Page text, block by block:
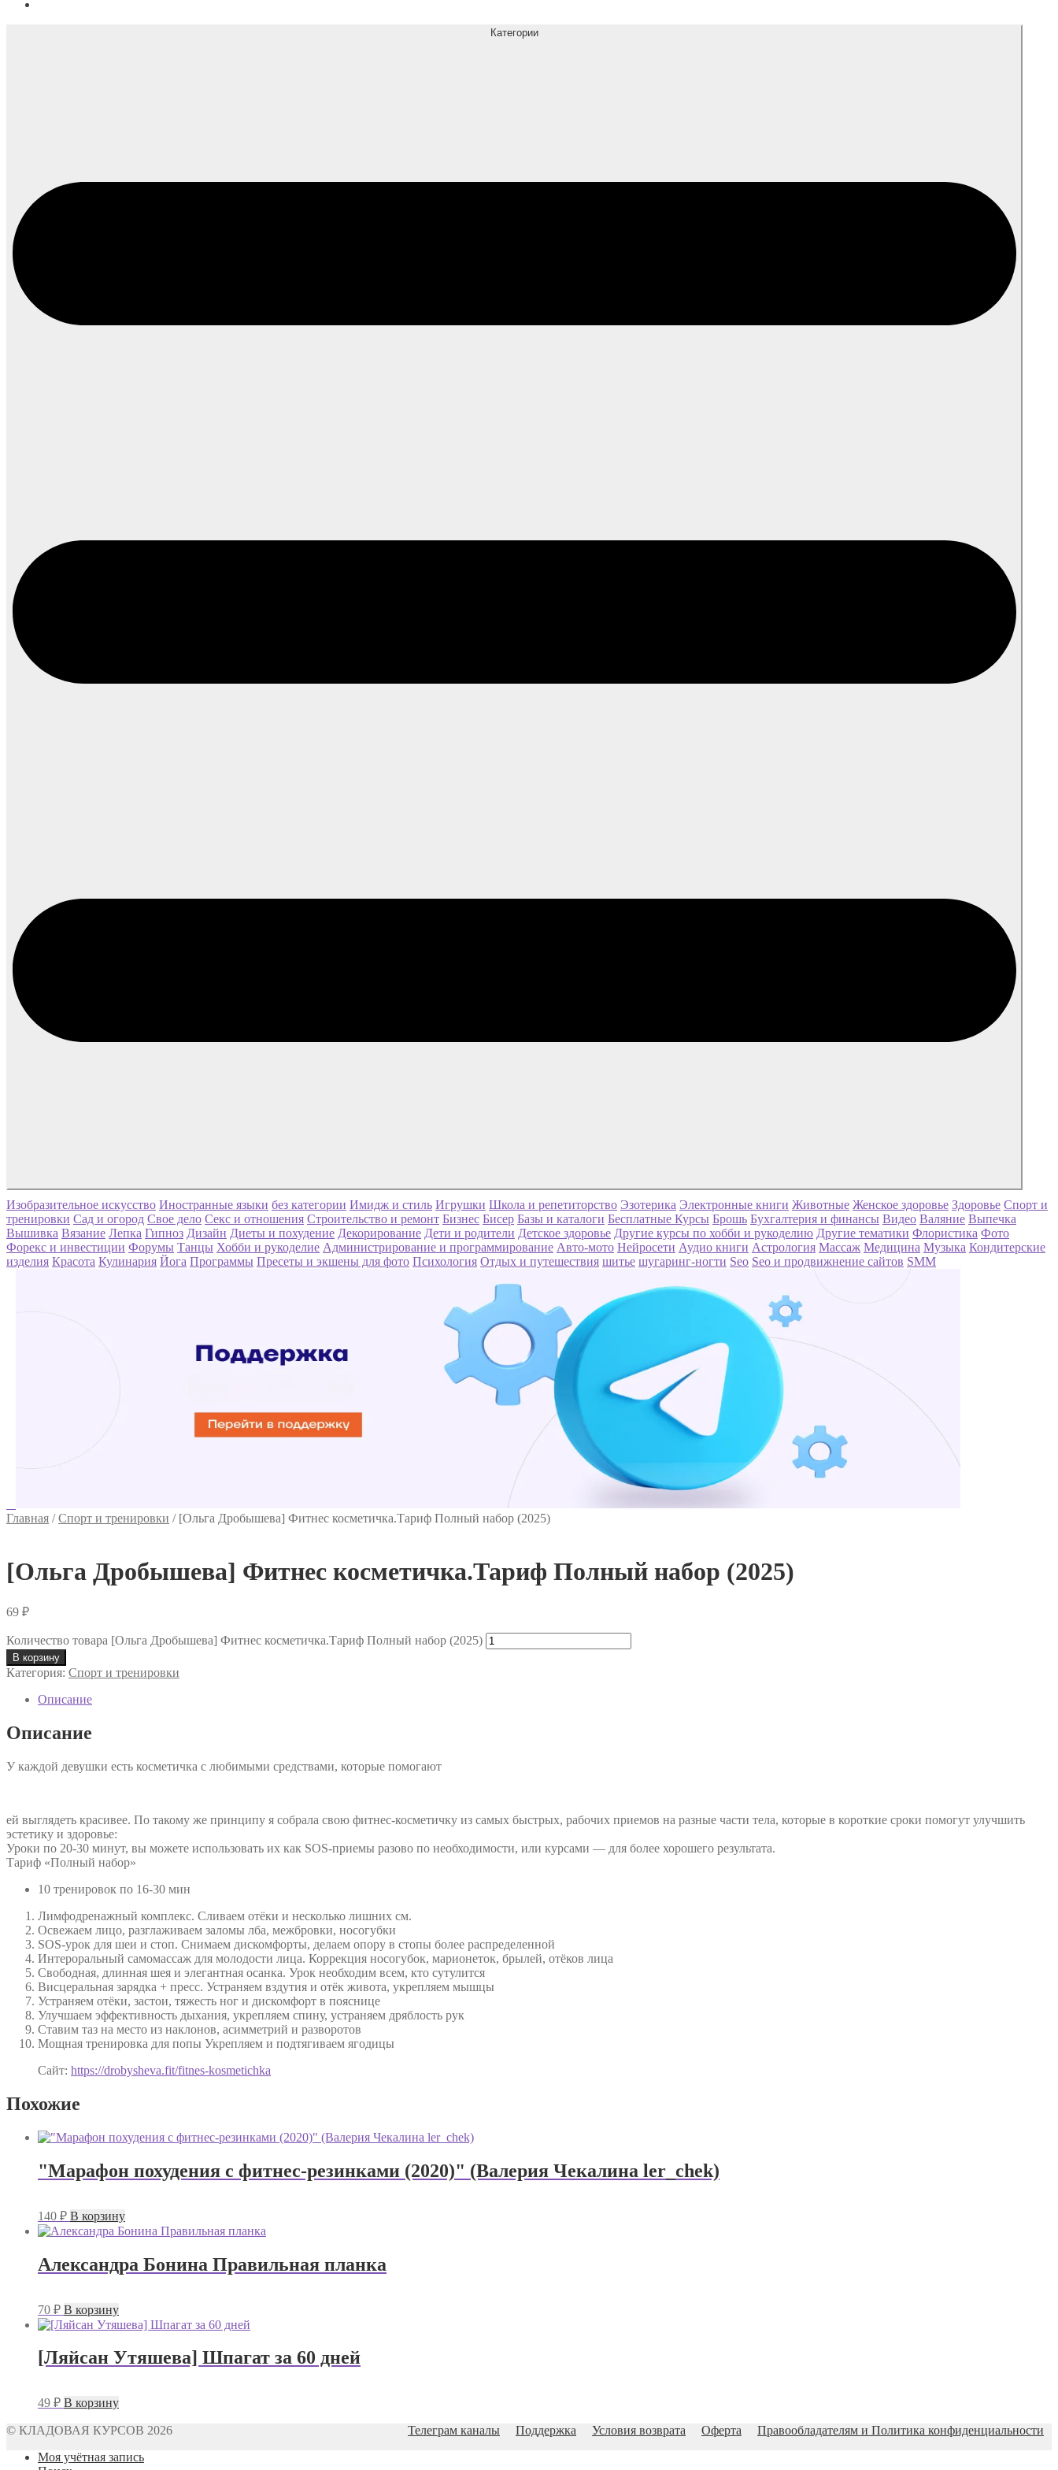
Категории
Изобразительное искусство Иностранные языки без категории Имидж и стиль Игрушки Школа и репетиторство Эзотерика Электронные книги Животные Женское здоровье Здоровье Спорт и
тренировки Сад и огород Свое дело Секс и отношения Строительство и ремонт Бизнес Бисер Базы и каталоги Бесплатные Курсы Брошь Бухгалтерия и финансы Видео Валяние Выпечка
Вышивка Вязание Лепка Гипноз Дизайн Диеты и похудение Декорирование Дети и родители Детское здоровье Другие курсы по хобби и рукоделию Другие тематики Флористика Фото
Форекс и инвестиции Форумы Танцы Хобби и рукоделие Администрирование и программирование Авто-мото Нейросети Аудио книги Астрология Массаж Медицина Музыка Кондитерские
изделия Красота Кулинария Йога Программы Пресеты и экшены для фото Психология Отдых и путешествия шитье шугаринг-ногти Seo Seo и продвижнение сайтов SMM
Главная /Спорт и тренировки / [Ольга Дробышева] Фитнес косметичка.Тариф Полный набор (2025)
[Ольга Дробышева] Фитнес косметичка.Тариф Полный набор (2025)
69 ₽
Количество товара [Ольга Дробышева] Фитнес косметичка.Тариф Полный набор (2025)
В корзину
Категория: Спорт и тренировки
Описание
Описание
У каждой девушки есть косметичка с любимыми средствами, которые помогают
ей выглядеть красивее. По такому же принципу я собрала свою фитнес-косметичку из самых быстрых, рабочих приемов на разные части тела, которые в короткие сроки помогут улучшить
эстетику и здоровье:
Уроки по 20-30 минут, вы можете использовать их как SOS-приемы разово по необходимости, или курсами — для более хорошего результата.
Тариф «Полный набор»
10 тренировок по 16-30 мин
Лимфодренажный комплекс. Сливаем отёки и несколько лишних см.
Освежаем лицо, разглаживаем заломы лба, межбровки, носогубки
SOS-урок для шеи и стоп. Снимаем дискомфорты, делаем опору в стопы более распределенной
Интероральный самомассаж для молодости лица. Коррекция носогубок, марионеток, брылей, отёков лица
Свободная, длинная шея и элегантная осанка. Урок необходим всем, кто сутулится
Висцеральная зарядка + пресс. Устраняем вздутия и отёк живота, укрепляем мышцы
Устраняем отёки, застои, тяжесть ног и дискомфорт в пояснице
Улучшаем эффективность дыхания, укрепляем спину, устраняем дряблость рук
Ставим таз на место из наклонов, асимметрий и разворотов
Мощная тренировка для попы Укрепляем и подтягиваем ягодицы
Сайт: https://drobysheva.fit/fitnes-kosmetichka
Похожие
"Марафон похудения с фитнес-резинками (2020)" (Валерия Чекалина ler_chek)
140 ₽ В корзину
Александра Бонина Правильная планка
70 ₽ В корзину
[Ляйсан Утяшева] Шпагат за 60 дней
49 ₽ В корзину
© КЛАДОВАЯ КУРСОВ 2026 Телеграм каналы Поддержка Условия возврата Оферта
Правообладателям и Политика конфиденциальности
Моя учётная запись